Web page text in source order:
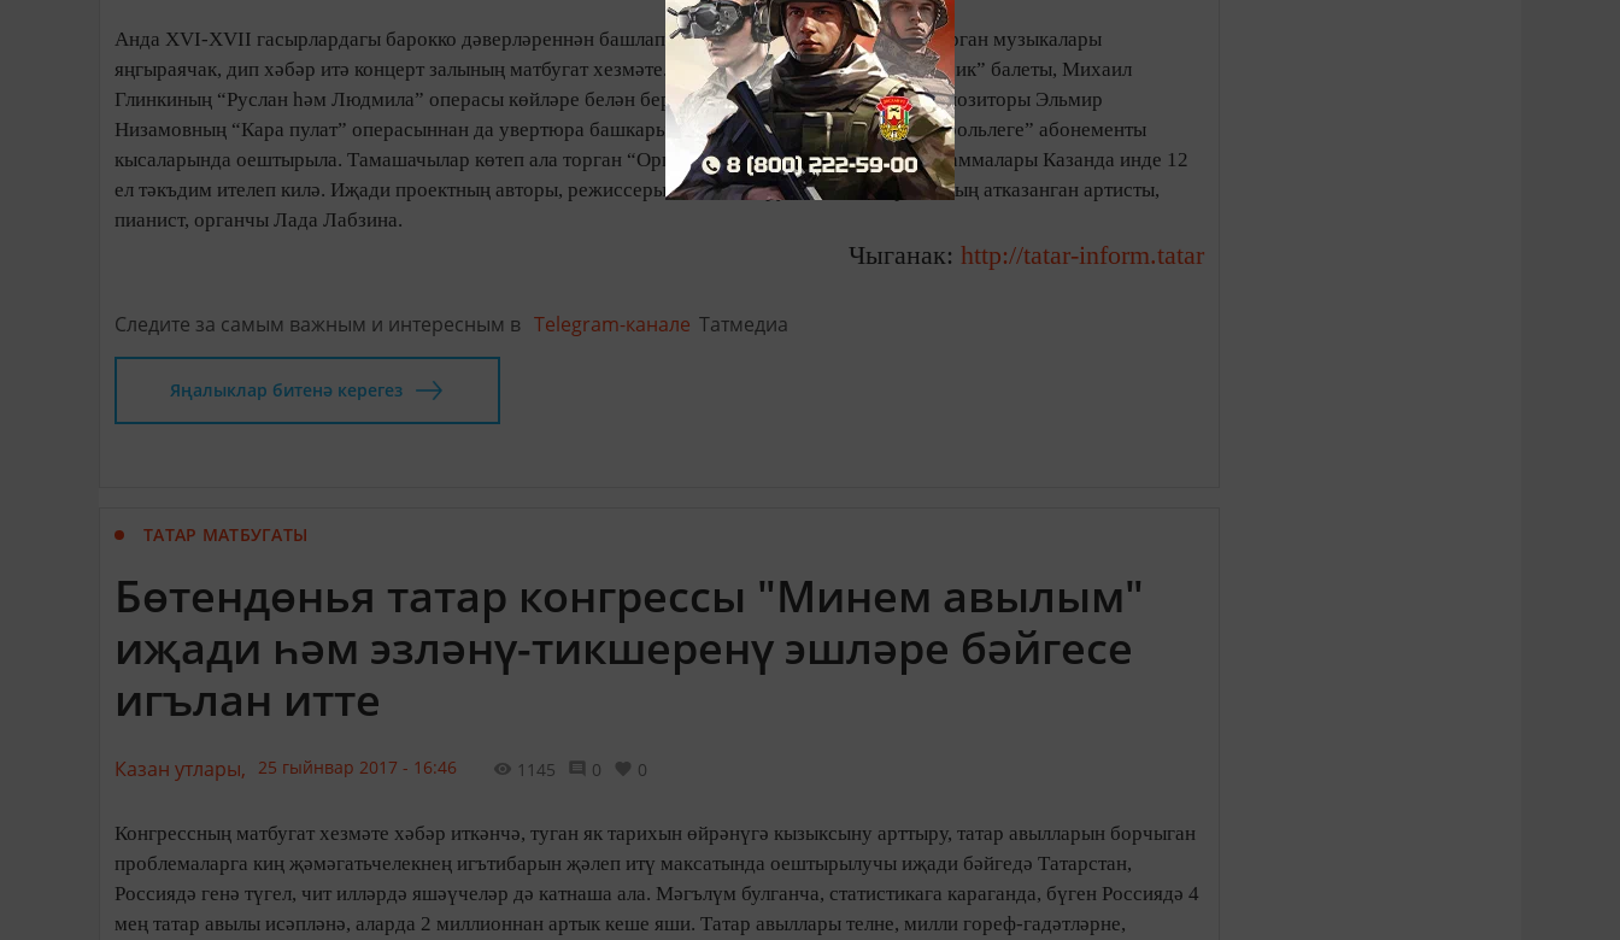
Анда XVI-XVII гасырлардагы барокко дәверләреннән башлап бүгенгәчә театр өчен язылган орган музыкалары
яңгыраячак, дип хәбәр итә концерт залының матбугат хезмәте. Петр Чайковскийның “Щелкунчик” балеты, Михаил
Глинкиның “Руслан һәм Людмила” операсы көйләре белән беррәттән, бу концертта Казан композиторы Эльмир
Низамовның “Кара пулат” операсыннан да увертюра башкарылачак. Әлеге концерт “Орган корольлеге” абонементы
кысаларында оештырыла. Тамашачылар көтеп ала торган “Орган корольлеге” музыкаль программалары Казанда инде 12
ел тәкъдим ителеп килә. Иҗади проектның авторы, режиссеры һәм башкаручысы – Татарстанның атказанган артисты,
пианист, органчы Лада Лабзина.
Чыганак: http://tatar-inform.tatar
Следите за самым важным и интересным в Telegram-канале Татмедиа
Яңалыклар битенә керегез
ТАТАР МАТБУГАТЫ
Бөтендөнья татар конгрессы "Минем авылым"
иҗади һәм эзләнү-тикшеренү эшләре бәйгесе
игълан итте
Казан утлары, 25 гыйнвар 2017 - 16:46 1145 0 0
Конгрессның матбугат хезмәте хәбәр иткәнчә, туган як тарихын өйрәнүгә кызыксыну арттыру, татар авылларын борчыган
проблемаларга киң җәмәгатьчелекнең игътибарын җәлеп итү максатында оештырылучы иҗади бәйгедә Татарстан,
Россиядә генә түгел, чит илләрдә яшәүчеләр дә катнаша ала. Мәгълүм булганча, статистикага караганда, бүген Россиядә 4
мең татар авылы исәпләнә, аларда 2 миллионнан артык кеше яши. Татар авыллары телне, милли гореф-гадәтләрне,